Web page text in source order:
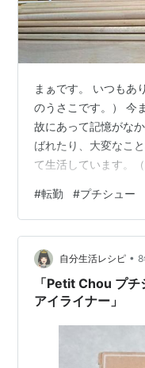
まぁです。 いつもあ
のうさこです。） 今
故にあって記憶がな
ばれたり、大変なこ
て生活しています。
ＩＮＥが。 「石巻へ
ー！！！！！！！！
う日程になってくる
るところより北だか
しいようだ。 ぼち
このような「○○不動
#転勤 #プチシュー
自分生活レシピ •
「Petit Chou プ
アイライナー」